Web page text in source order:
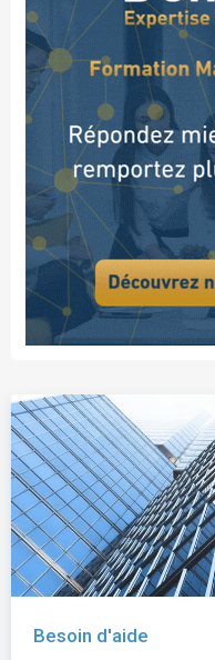
Besoin d'aide